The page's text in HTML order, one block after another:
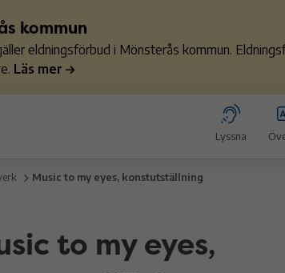
kommun
eldningsförbud i Mönsterås kommun.
Läs mer
Lyssna
Music to my eyes, konstutställning
to my eyes,